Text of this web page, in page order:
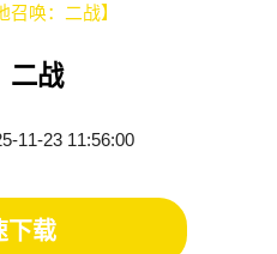
召唤：二战】
二战
11-23 11:56:00
下载